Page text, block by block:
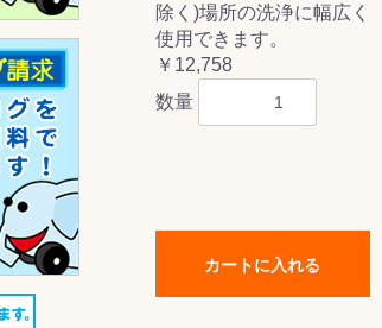
除く)場所の洗浄に幅広く
使用できます。
￥12,758
数量
カートに入れる